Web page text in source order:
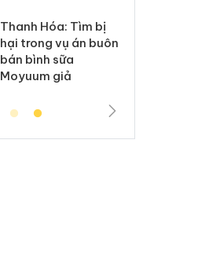
Hưng Yên: Xử lý 6 hộ
kinh doanh bán hàng
giả mạo nhãn hiệu
Adidas, Nike